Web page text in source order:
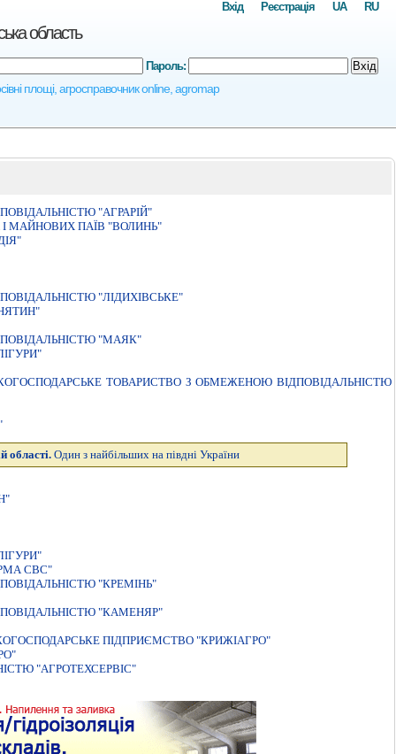
область
площі, агросправочник online, agromap
RU
UA
Реєстрація
Вхід
Пароль: Вхід
"АГРАРIЙ"
МАЙНОВИХ ПАЇВ "ВОЛИНЬ"
"ЛIДИХIВСЬКЕ"
"МАЯК"
ТОВАРИСТВО З ОБМЕЖЕНОЮ ВIДПОВIДАЛЬНIСТЮ
області. Один з найбільших на півдні України
СВС"
"КРЕМIНЬ"
"КАМЕНЯР"
ПІДПРИЄМСТВО "КРИЖІАГРО"
"АГРОТЕХСЕРВIС"